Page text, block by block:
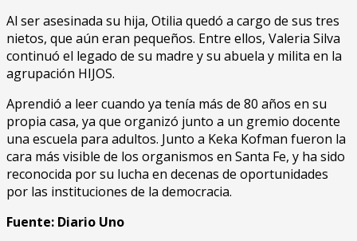
Al ser asesinada su hija, Otilia quedó a cargo de sus tres
nietos, que aún eran pequeños. Entre ellos, Valeria Silva
continuó el legado de su madre y su abuela y milita en la
agrupación HIJOS.
Aprendió a leer cuando ya tenía más de 80 años en su
propia casa, ya que organizó junto a un gremio docente
una escuela para adultos. Junto a Keka Kofman fueron la
cara más visible de los organismos en Santa Fe, y ha sido
reconocida por su lucha en decenas de oportunidades
por las instituciones de la democracia.
Fuente: Diario Uno